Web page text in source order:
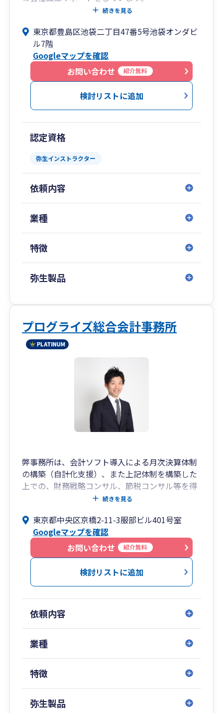
い」ということや「会社設立の手続きをサポート
してほしい」などオーソドックスな相談から「1
日で会社設立したい」「副業で法人化したい」
「とにかく社長になりたい。しかし事業内容は決
まってない」など相談の内容は様々です。
2.面談はご来社又はZOOM、連絡は電話メールチ
国対応できているのはお問合せ時にLINE（ライ
ン）やオンライン面談としてZOOM（ズーム）や
Google Meet（グーグルミート）の活用やチャッ
トワークやを活用してるためです。
オンライン面談では私どもの顔を見えるようにし
て、画面共有するなどしながら臨場感ある形でサ
ポートしております。
お客様から「直接会ったことはないけど、本当に
パートナーのようです。」とおっしゃって頂けた
ことが本当に嬉しく、いつでも気軽に相談できる
存在であると決めてお客様に関わっております。
3.税理士法人経営サポート「プラスアルファ」
計だけではなく、下記のこともサポート可能で
す。
・税務会計の顧問
・資金繰り顧問（将来の現預金残高を把握して定
期的に重要な経営判断する役目を担います）
・内装工事ローンを活用した資金調達（税理士法
人でこの仕組みを持っているのは恐らく当社が唯
一であると自負しております。）
いから
サポートメニューが出来上がりました。
できます。
主にZOOMでの無料相談となります。
無料相談時に大切にしていることは
・価値ある時間とするためお客様に貢献していく
こと
・疑問点をその場でクリアにすること
・無料相談したからといって、当社へ依頼しなく
ても全く構いません。というスタンス
・追いかけ営業一切しない。
ということです。
お気軽にご連絡いただければ幸いです。
ここまでお読み頂き誠にありがとうございます。
続きを見る
東京都豊島区池袋二丁目47番5号池袋オンダビ
ル7階
Googleマップを確認
お問い合わせ
紹介無料
検討リストに追加
認定資格
弥生インストラクター
依頼内容
業種
特徴
弥生製品
プログライズ総合会計事務所
弊事務所は、会計ソフト導入による月次決算体制
の構築（自計化支援）、また上記体制を構築した
上での、財務戦略コンサル、節税コンサル等を得
意としております。
ックや決算申告業務等がベースでございますが、
その時々のお客様のお悩みに応じたオーダーメイ
ド的なサポートを心がけております。
続きを見る
東京都中央区京橋2-11-3服部ビル401号室
Googleマップを確認
お問い合わせ
紹介無料
検討リストに追加
依頼内容
業種
特徴
弥生製品